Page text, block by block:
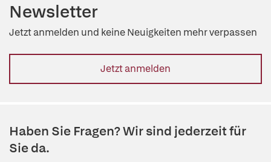
Newsletter
Jetzt anmelden und keine Neuigkeiten mehr verpassen
Jetzt anmelden
Haben Sie Fragen? Wir sind jederzeit für
Sie da.